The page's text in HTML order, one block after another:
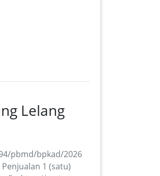
Lelang
pbmd/bpkad/2026
1 (satu)